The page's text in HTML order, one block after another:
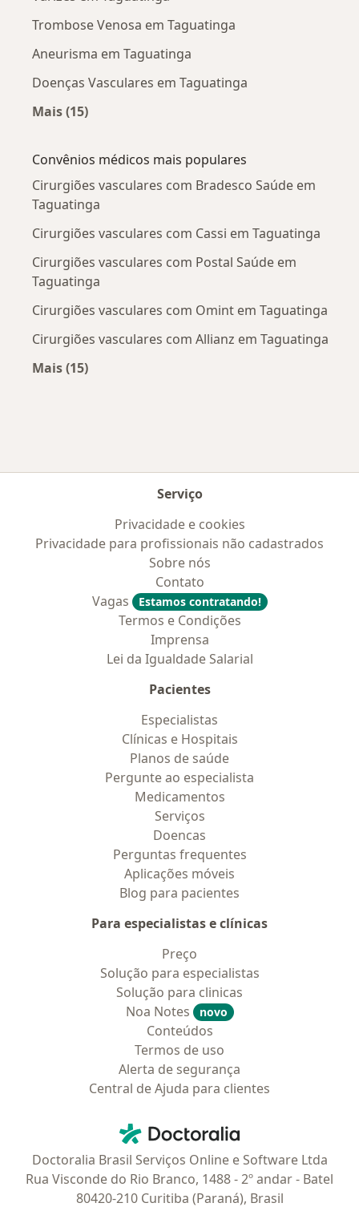
Trombose Venosa em Taguatinga
Aneurisma em Taguatinga
Doenças Vasculares em Taguatinga
Mais (15)
Convênios médicos mais populares
Cirurgiões vasculares com Bradesco Saúde em
Taguatinga
Cirurgiões vasculares com Cassi em Taguatinga
Cirurgiões vasculares com Postal Saúde em
Taguatinga
Cirurgiões vasculares com Omint em Taguatinga
Cirurgiões vasculares com Allianz em Taguatinga
Mais (15)
Serviço
Privacidade e cookies
Privacidade para profissionais não cadastrados
Sobre nós
Contato
Vagas
Estamos contratando!
Termos e Condições
Imprensa
Lei da Igualdade Salarial
Pacientes
Especialistas
Clínicas e Hospitais
Planos de saúde
Pergunte ao especialista
Medicamentos
Serviços
Doencas
Perguntas frequentes
Aplicações móveis
Blog para pacientes
Para especialistas e clínicas
Preço
Solução para especialistas
Solução para clinicas
Noa Notes
novo
Conteúdos
Termos de uso
Alerta de segurança
Central de Ajuda para clientes
Doctoralia - Homepage
Doctoralia Brasil Serviços Online e Software Ltda
Rua Visconde do Rio Branco, 1488 - 2º andar - Batel
80420-210 Curitiba (Paraná), Brasil